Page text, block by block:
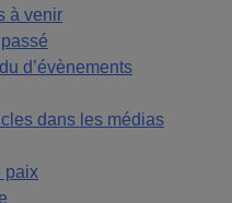
à venir
d’évènements
dans les médias
paix